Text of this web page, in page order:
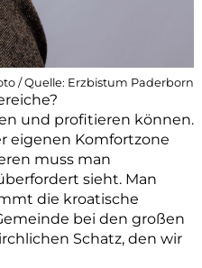
/ Quelle: Erzbistum Paderborn
und profitieren können.
eigenen Komfortzone
muss man
sieht. Man
die kroatische
bei den großen
Schatz, den wir